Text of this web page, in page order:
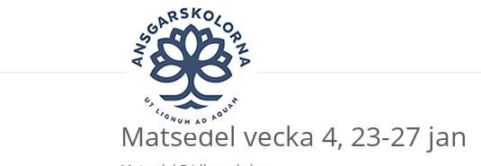
Matsedel vecka 4, 23-27 jan